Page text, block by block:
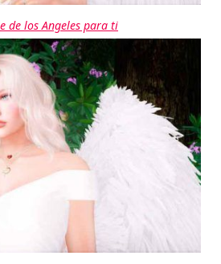
de los Angeles para ti